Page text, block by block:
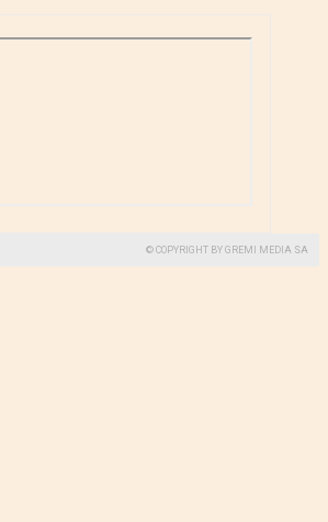
© COPYRIGHT BY GREMI MEDIA SA